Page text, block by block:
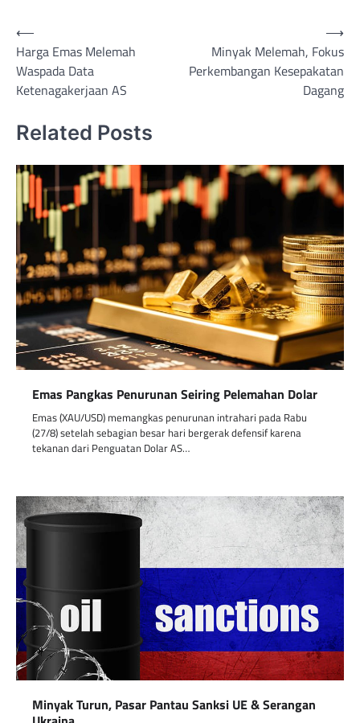
Post
navigation
⟵
Harga Emas Melemah
Waspada Data
Ketenagakerjaan AS
Minyak Melemah, Fokus
Perkembangan Kesepakatan
Dagang
⟶
Related Posts
Emas Pangkas Penurunan Seiring Pelemahan Dolar
Emas (XAU/USD) memangkas penurunan intrahari pada Rabu
(27/8) setelah sebagian besar hari bergerak defensif karena
tekanan dari Penguatan Dolar AS…
Minyak Turun, Pasar Pantau Sanksi UE & Serangan